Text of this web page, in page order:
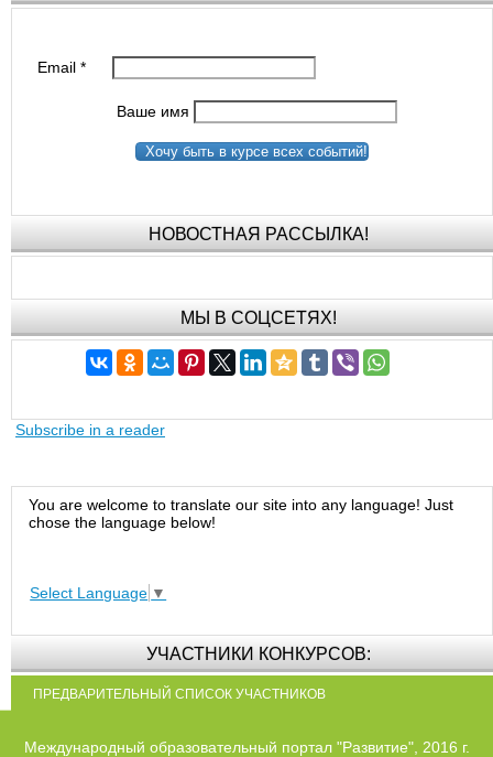
Email*
Ваше имя
Хочу быть в курсе всех событий!
НОВОСТНАЯ РАССЫЛКА!
МЫ В СОЦСЕТЯХ!
Subscribe in a reader
You are welcome to translate our site into any language! Just
chose the language below!
Select Language ▼
УЧАСТНИКИ КОНКУРСОВ:
ПРЕДВАРИТЕЛЬНЫЙ СПИСОК УЧАСТНИКОВ
Международный образовательный портал "Развитие", 2016 г.